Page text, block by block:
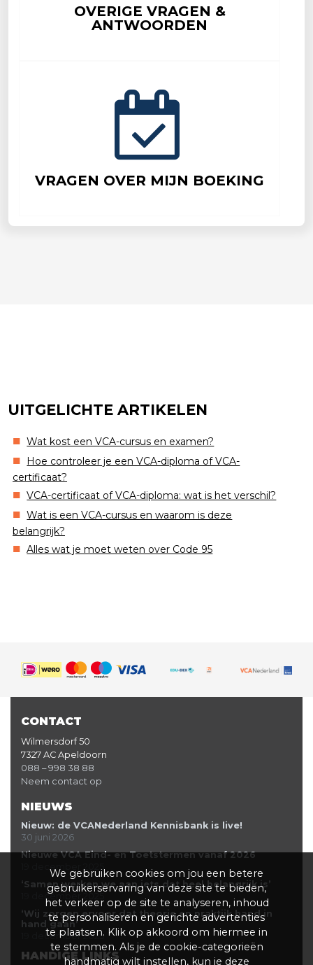
OVERIGE VRAGEN &
ANTWOORDEN
VRAGEN OVER MIJN BOEKING
UITGELICHTE ARTIKELEN
Wat kost een VCA-cursus en examen?
Hoe controleer je een VCA-diploma of VCA-
certificaat?
VCA-certificaat of VCA-diploma: wat is het verschil?
Wat is een VCA-cursus en waarom is deze
belangrijk?
Alles wat je moet weten over Code 95
CONTACT
Wilmersdorf 50
7327 AC Apeldoorn
088 – 998 38 88
Neem contact op
NIEUWS
Nieuw: de VCANederland Kennisbank is live!
30 juni 2026
Nieuwe VCA Eind- en Toetstermen vanaf 2026
19 december 2025
‘Samen werken we aan iets dat heel belangrijk is’
19 december 2025
‘Wij zorgen ervoor dat theorie en praktijk hand in
hand gaan’
19 december 2025
HANDIGE LINKS
We gebruiken cookies om jou een betere
gebruikerservaring van deze site te bieden,
het verkeer op de site te analyseren, inhoud
te personaliseren en gerichte advertenties
te plaatsen. Klik op akkoord om hiermee in
te stemmen. Als je de cookie-categorieën
handmatig wilt instellen, kun je deze